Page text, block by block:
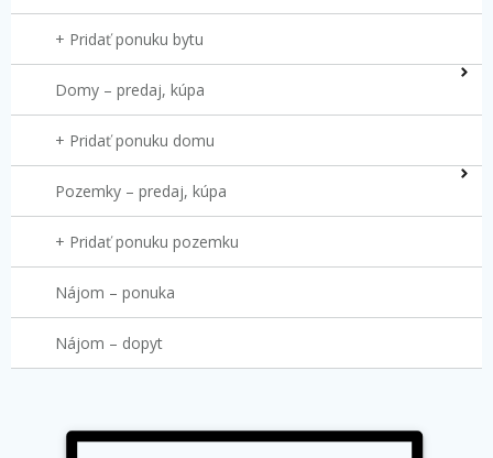
+ Pridať ponuku bytu
Domy – predaj, kúpa
+ Pridať ponuku domu
Pozemky – predaj, kúpa
+ Pridať ponuku pozemku
Nájom – ponuka
Nájom – dopyt